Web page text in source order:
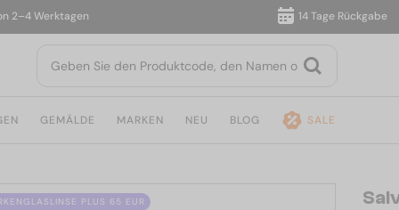
Werktagen 14 Tage Rückgabe
GEMÄLDE MARKEN NEU BLOG SALE
PLUS 65 EUR